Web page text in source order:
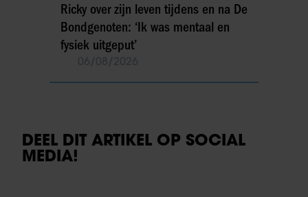
Ricky over zijn leven tijdens en na De
Bondgenoten: ‘Ik was mentaal en
fysiek uitgeput’
DEEL DIT ARTIKEL OP SOCIAL
MEDIA!